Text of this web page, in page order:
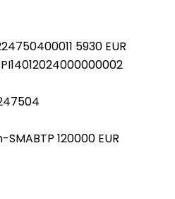
5930 EUR
120000 EUR